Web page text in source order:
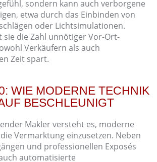
sondern kann auch verborgene
etwa durch das Einbinden von
oder Lichtsimulationen.
sie die Zahl unnötiger Vor-Ort-
Verkäufern als auch
Zeit spart.
WIE MODERNE TECHNIK
BESCHLEUNIGT
Makler versteht es, moderne
Vermarktung einzusetzen. Neben
und professionellen Exposés
automatisierte